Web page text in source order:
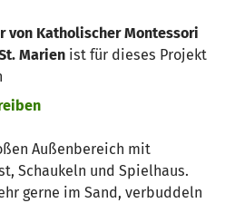
von Katholischer Montessori
Marien ist für dieses Projekt
Außenbereich mit
Schaukeln und Spielhaus.
gerne im Sand, verbuddeln